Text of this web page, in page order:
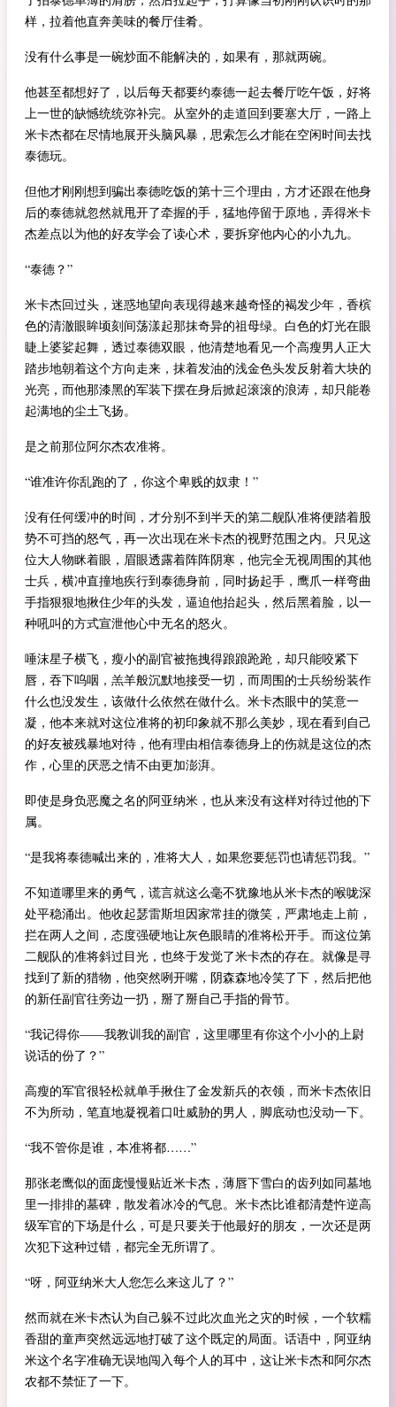
样，拉着他直奔美味的餐厅佳肴。
没有什么事是一碗炒面不能解决的，如果有，那就两碗。
他甚至都想好了，以后每天都要约泰德一起去餐厅吃午饭，好将
上一世的缺憾统统弥补完。从室外的走道回到要塞大厅，一路上
米卡杰都在尽情地展开头脑风暴，思索怎么才能在空闲时间去找
泰德玩。
但他才刚刚想到骗出泰德吃饭的第十三个理由，方才还跟在他身
后的泰德就忽然就甩开了牵握的手，猛地停留于原地，弄得米卡
杰差点以为他的好友学会了读心术，要拆穿他内心的小九九。
“泰德？”
米卡杰回过头，迷惑地望向表现得越来越奇怪的褐发少年，香槟
色的清澈眼眸顷刻间荡漾起那抹奇异的祖母绿。白色的灯光在眼
睫上婆娑起舞，透过泰德双眼，他清楚地看见一个高瘦男人正大
踏步地朝着这个方向走来，抹着发油的浅金色头发反射着大块的
光亮，而他那漆黑的军装下摆在身后掀起滚滚的浪涛，却只能卷
起满地的尘土飞扬。
是之前那位阿尔杰农准将。
“谁准许你乱跑的了，你这个卑贱的奴隶！”
没有任何缓冲的时间，才分别不到半天的第二舰队准将便踏着股
势不可挡的怒气，再一次出现在米卡杰的视野范围之内。只见这
位大人物眯着眼，眉眼透露着阵阵阴寒，他完全无视周围的其他
士兵，横冲直撞地疾行到泰德身前，同时扬起手，鹰爪一样弯曲
手指狠狠地揪住少年的头发，逼迫他抬起头，然后黑着脸，以一
种吼叫的方式宣泄他心中无名的怒火。
唾沫星子横飞，瘦小的副官被拖拽得踉踉跄跄，却只能咬紧下
唇，吞下呜咽，羔羊般沉默地接受一切，而周围的士兵纷纷装作
什么也没发生，该做什么依然在做什么。米卡杰眼中的笑意一
凝，他本来就对这位准将的初印象就不那么美妙，现在看到自己
的好友被残暴地对待，他有理由相信泰德身上的伤就是这位的杰
作，心里的厌恶之情不由更加澎湃。
即使是身负恶魔之名的阿亚纳米，也从来没有这样对待过他的下
属。
“是我将泰德喊出来的，准将大人，如果您要惩罚也请惩罚我。”
不知道哪里来的勇气，谎言就这么毫不犹豫地从米卡杰的喉咙深
处平稳涌出。他收起瑟雷斯坦因家常挂的微笑，严肃地走上前，
拦在两人之间，态度强硬地让灰色眼睛的准将松开手。而这位第
二舰队的准将斜过目光，也终于发觉了米卡杰的存在。就像是寻
找到了新的猎物，他突然咧开嘴，阴森森地冷笑了下，然后把他
的新任副官往旁边一扔，掰了掰自己手指的骨节。
“我记得你——我教训我的副官，这里哪里有你这个小小的上尉
说话的份了？”
高瘦的军官很轻松就单手揪住了金发新兵的衣领，而米卡杰依旧
不为所动，笔直地凝视着口吐威胁的男人，脚底动也没动一下。
“我不管你是谁，本准将都……”
那张老鹰似的面庞慢慢贴近米卡杰，薄唇下雪白的齿列如同墓地
里一排排的墓碑，散发着冰冷的气息。米卡杰比谁都清楚忤逆高
级军官的下场是什么，可是只要关于他最好的朋友，一次还是两
次犯下这种过错，都完全无所谓了。
“呀，阿亚纳米大人您怎么来这儿了？”
然而就在米卡杰认为自己躲不过此次血光之灾的时候，一个软糯
香甜的童声突然远远地打破了这个既定的局面。话语中，阿亚纳
米这个名字准确无误地闯入每个人的耳中，这让米卡杰和阿尔杰
农都不禁怔了一下。